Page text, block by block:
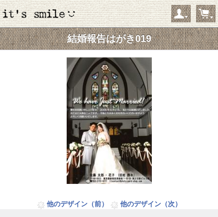
結婚報告はがき019
他のデザイン（前） 他のデザイン（次）
ようこそ ゲストさん
新規会員登録
当サイトについて お問い合わせ
特定商取引に関する表記 プライバシーポリシー
Copyright © 2005- 2026 it's smile オンラインショップ All rights reserved.